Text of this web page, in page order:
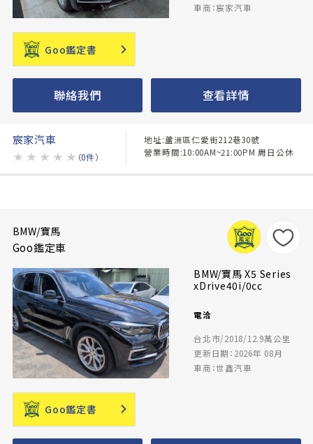
車商：宸家汽車
Goo鑑定書
聯絡我們 查看詳情
宸家汽車
★ ★ ★ ★ ★ （0件）
地址:蘆洲區仁愛街212巷30號
營業時間:10:00AM~21:00PM 周日公休
BMW/寶馬
Goo鑑定車
BMW/寶馬 X5 Series
xDrive40i/0cc
電洽
台北市/2018/12.9萬公里
更新日期：2026年 08月
車商：世鑫汽車
Goo鑑定書